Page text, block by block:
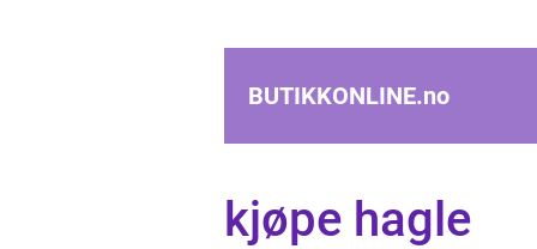
BUTIKKONLINE.no
kjøpe hagle